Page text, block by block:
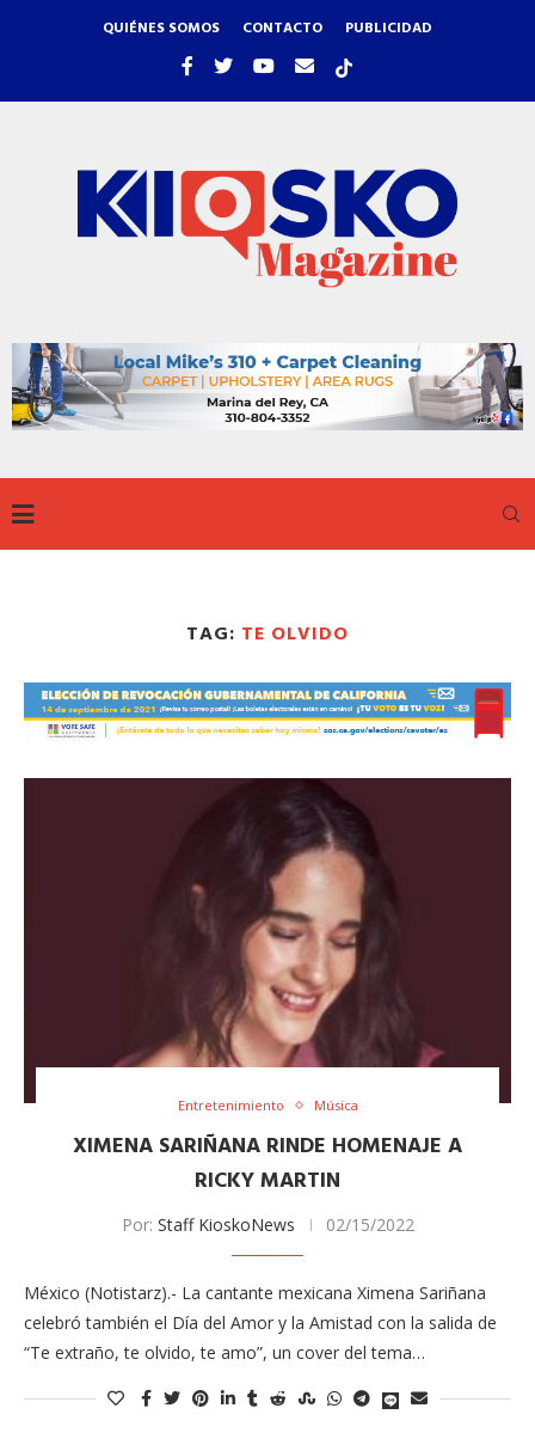
QUIÉNES SOMOS CONTACTO PUBLICIDAD
TAG: TE OLVIDO
Entretenimiento Música
XIMENA SARIÑANA RINDE HOMENAJE A
RICKY MARTIN
Por: Staff KioskoNews 02/15/2022
México (Notistarz).- La cantante mexicana Ximena Sariñana
celebró también el Día del Amor y la Amistad con la salida de
“Te extraño, te olvido, te amo”, un cover del tema…